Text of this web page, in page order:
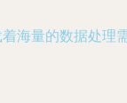
海量的数据处理